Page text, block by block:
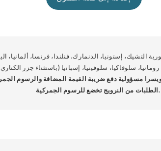
التشيك، إستونيا، الدنمارك، فنلندا، فرنسا، ألمانيا،
رومانيا، سلوفاكيا، سلوفينيا، إسبانيا (باستثناء جزر
الطلبات من النرويج تخضع للرسوم الجمركية.